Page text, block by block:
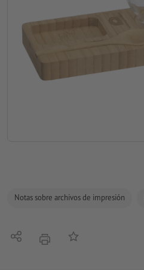
Notas sobre archivos de impresión
CompartirimprimirAñadir a lista de